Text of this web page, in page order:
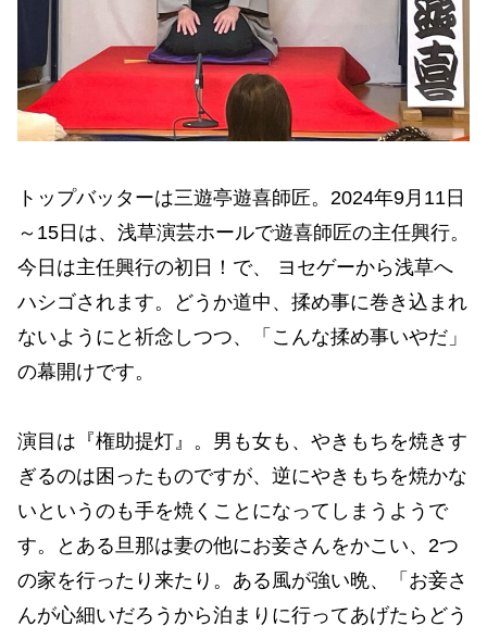
トップバッターは三遊亭遊喜師匠。2024年9月11日
～15日は、浅草演芸ホールで遊喜師匠の主任興行。
今日は主任興行の初日！で、 ヨセゲーから浅草へ
ハシゴされます。どうか道中、揉め事に巻き込まれ
ないようにと祈念しつつ、「こんな揉め事いやだ」
の幕開けです。
演目は『権助提灯』。男も女も、やきもちを焼きす
ぎるのは困ったものですが、逆にやきもちを焼かな
いというのも手を焼くことになってしまうようで
す。とある旦那は妻の他にお妾さんをかこい、2つ
の家を行ったり来たり。ある風が強い晩、「お妾さ
んが心細いだろうから泊まりに行ってあげたらどう